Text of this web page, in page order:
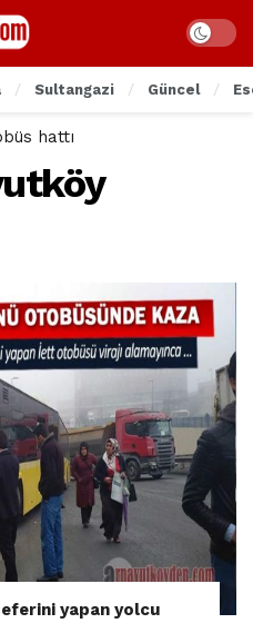
Sultangazi Güncel
hattı
yapan yolcu